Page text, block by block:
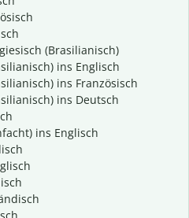
(Brasilianisch)
ins Englisch
ins Französisch
ins Deutsch
ins Englisch